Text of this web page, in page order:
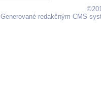
Generované redakčným CMS